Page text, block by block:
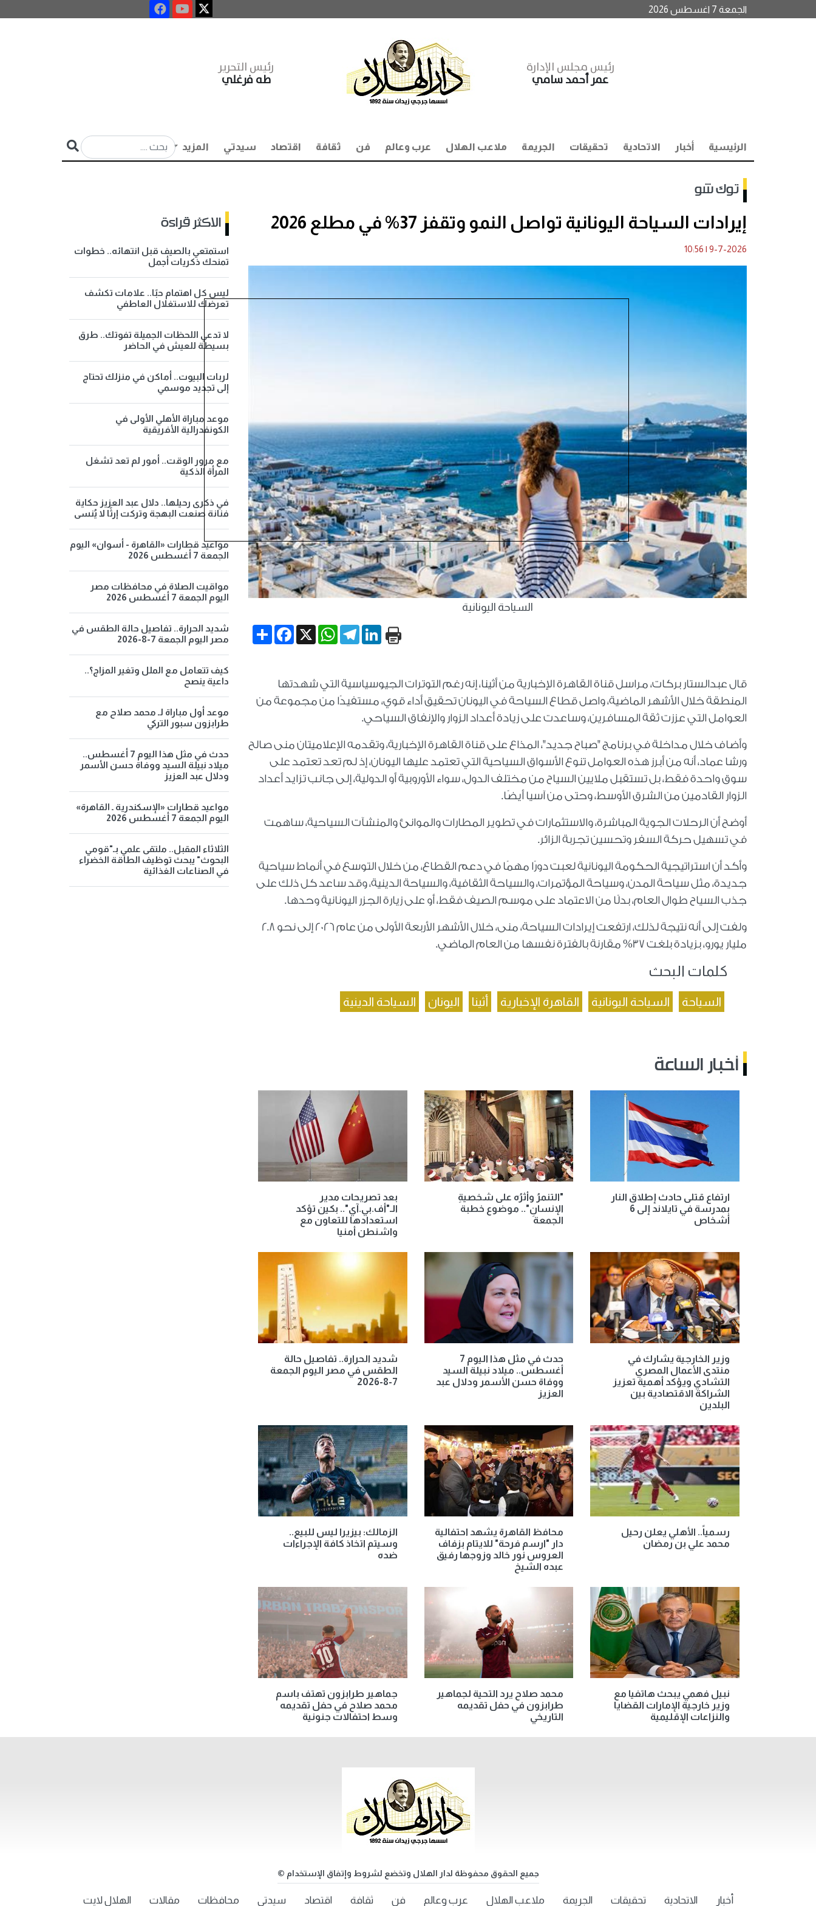
الجمعة 7 اغسطس 2026
رئيس مجلس الإدارة
عمر أحمد سامي
رئيس التحرير
طه فرغلي
الرئيسية أخبار الاتحادية تحقيقات الجريمة ملاعب الهلال عرب وعالم فن ثقافة اقتصاد سيدتي المزيد
توك شو
إيرادات السياحة اليونانية تواصل النمو وتقفز 37% في مطلع 2026
9-7-2026
|
10:56
السياحة اليونانية
Share
Facebook X
WhatsApp
TelegramLinkedIn
قال عبدالستار بركات، مراسل قناة القاهرة الإخبارية من أثينا، إنه رغم التوترات الجيوسياسية التي شهدتها
المنطقة خلال الأشهر الماضية، واصل قطاع السياحة في اليونان تحقيق أداء قوي، مستفيدًا من مجموعة من
العوامل التي عززت ثقة المسافرين، وساعدت على زيادة أعداد الزوار والإنفاق السياحي.
وأضاف خلال مداخلة في برنامج "صباح جديد"، المذاع على قناة القاهرة الإخبارية، وتقدمه الإعلاميتان منى صالح
ورشا عماد، أنه من أبرز هذه العوامل تنوع الأسواق السياحية التي تعتمد عليها اليونان، إذ لم تعد تعتمد على
سوق واحدة فقط، بل تستقبل ملايين السياح من مختلف الدول، سواء الأوروبية أو الدولية، إلى جانب تزايد أعداد
الزوار القادمين من الشرق الأوسط، وحتى من آسيا أيضًا.
أوضح أن الرحلات الجوية المباشرة، والاستثمارات في تطوير المطارات والموانئ والمنشآت السياحية، ساهمت
في تسهيل حركة السفر وتحسين تجربة الزائر.
وأكد أن استراتيجية الحكومة اليونانية لعبت دورًا مهمًا في دعم القطاع، من خلال التوسع في أنماط سياحية
جديدة، مثل سياحة المدن، وسياحة المؤتمرات، والسياحة الثقافية، والسياحة الدينية، وقد ساعد كل ذلك على
جذب السياح طوال العام، بدلًا من الاعتماد على موسم الصيف فقط، أو على زيارة الجزر اليونانية وحدها.
ولفت إلى أنه نتيجة لذلك، ارتفعت إيرادات السياحة، منى، خلال الأشهر الأربعة الأولى من عام 2026 إلى نحو 2.8
مليار يورو، بزيادة بلغت 37% مقارنة بالفترة نفسها من العام الماضي.
كلمات البحث
السياحة السياحة اليونانية القاهرة الإخبارية أثينا اليونان السياحة الدينية
أخبار الساعة
ارتفاع قتلى حادث إطلاق النار
بمدرسة في تايلاند إلى 6
أشخاص
"التنمرُ وأثرُه على شخصيةِ
الإنسانِ".. موضوع خطبة
الجمعة
بعد تصريحات مدير
الـ"أف.بي.آي".. بكين تؤكد
استعدادها للتعاون مع
واشنطن أمنيا
وزير الخارجية يشارك في
منتدى الأعمال المصري
التشادي ويؤكد أهمية تعزيز
الشراكة الاقتصادية بين
البلدين
حدث في مثل هذا اليوم 7
أغسطس.. ميلاد نبيلة السيد
ووفاة حسن الأسمر ودلال عبد
العزيز
شديد الحرارة.. تفاصيل حالة
الطقس في مصر اليوم الجمعة
7-8-2026
رسمياً.. الأهلي يعلن رحيل
محمد علي بن رمضان
محافظ القاهرة يشهد احتفالية
دار "ارسم فرحة" للايتام بزفاف
العروس نور خالد وزوجها رفيق
عبده الشيخ
الزمالك: بيزيرا ليس للبيع..
وسيتم اتخاذ كافة الإجراءات
ضده
نبيل فهمي يبحث هاتفيا مع
وزير خارجية الإمارات القضايا
والنزاعات الإقليمية
محمد صلاح يرد التحية لجماهير
طرابزون في حفل تقديمه
التاريخي
جماهير طرابزون تهتف باسم
محمد صلاح في حفل تقديمه
وسط احتفالات جنونية
الاكثر قراءة
استمتعي بالصيف قبل انتهائه.. خطوات
تمنحك ذكريات أجمل
ليس كل اهتمام حبًا.. علامات تكشف
تعرضك للاستغلال العاطفي
لا تدعي اللحظات الجميلة تفوتك.. طرق
بسيطة للعيش في الحاضر
لربات البيوت.. أماكن في منزلك تحتاج
إلى تجديد موسمي
موعد مباراة الأهلي الأولى في
الكونفدرالية الأفريقية
مع مرور الوقت.. أمور لم تعد تشغل
المرأة الذكية
في ذكرى رحيلها.. دلال عبد العزيز حكاية
فنانة صنعت البهجة وتركت إرثًا لا يُنسى
مواعيد قطارات «القاهرة - أسوان» اليوم
الجمعة 7 أغسطس 2026
مواقيت الصلاة في محافظات مصر
اليوم الجمعة 7 أغسطس 2026
شديد الحرارة.. تفاصيل حالة الطقس في
مصر اليوم الجمعة 7-8-2026
كيف تتعامل مع الملل وتغير المزاج؟..
داعية ينصح
موعد أول مباراة لـ محمد صلاح مع
طرابزون سبور التركي
حدث في مثل هذا اليوم 7 أغسطس..
ميلاد نبيلة السيد ووفاة حسن الأسمر
ودلال عبد العزيز
مواعيد قطارات «الإسكندرية ـ القاهرة»
اليوم الجمعة 7 أغسطس 2026
الثلاثاء المقبل.. ملتقى علمي بـ"قومي
البحوث" يبحث توظيف الطاقة الخضراء
في الصناعات الغذائية
جميع الحقوق محفوظة لدار الهلال وتخضع لشروط وإتفاق الإستخدام ©
أخبار الاتحادية تحقيقات الجريمة ملاعب الهلال عرب وعالم فن ثقافة اقتصاد سيدتي محافظات مقالات الهلال لايت